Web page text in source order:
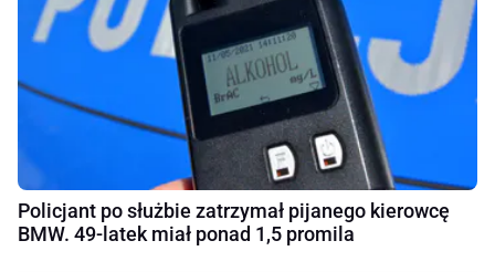
Policjant po służbie zatrzymał pijanego kierowcę
BMW. 49-latek miał ponad 1,5 promila